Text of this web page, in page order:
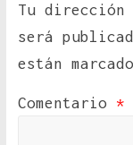
Tu dirección
será
están
Comentario *